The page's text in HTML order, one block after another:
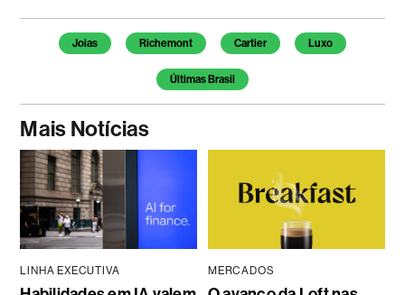
Temas deste artigo
Joias Richemont Cartier Luxo
Últimas Brasil
Mais Notícias
LINHA EXECUTIVA MERCADOS